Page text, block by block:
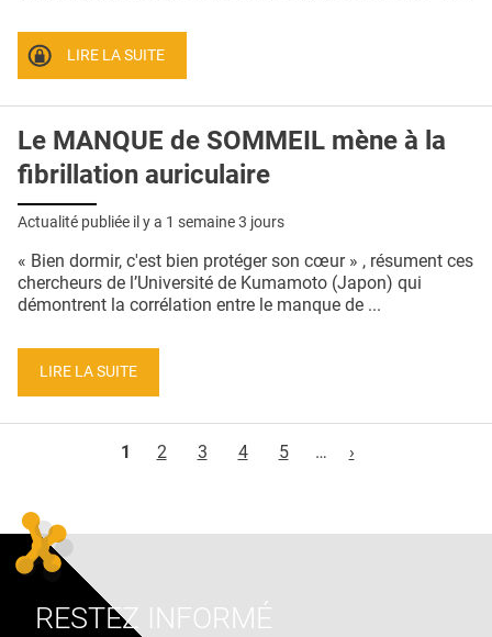
LIRE LA SUITE
Le MANQUE de SOMMEIL mène à la
fibrillation auriculaire
Actualité publiée il y a 1 semaine 3 jours
« Bien dormir, c'est bien protéger son cœur » , résument ces
chercheurs de l’Université de Kumamoto (Japon) qui
démontrent la corrélation entre le manque de ...
LIRE LA SUITE
1
2 3 4 5 … ›
RESTEZ INFORMÉ